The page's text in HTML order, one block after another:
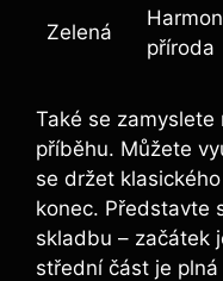
Zelená
příroda
Také se
příběhu. Můžete
se držet
konec. Představte
skladbu – začátek
střední část je